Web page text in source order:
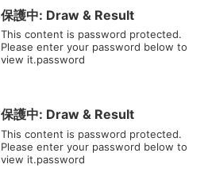
保護中: Draw & Result
This content is password protected.
Please enter your password below to
view it.password
保護中: Draw & Result
This content is password protected.
Please enter your password below to
view it.password